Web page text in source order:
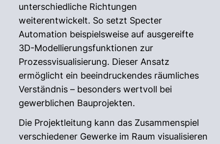
unterschiedliche Richtungen
weiterentwickelt. So setzt Specter
Automation beispielsweise auf ausgereifte
3D-Modellierungsfunktionen zur
Prozessvisualisierung. Dieser Ansatz
ermöglicht ein beeindruckendes räumliches
Verständnis – besonders wertvoll bei
gewerblichen Bauprojekten.
Die Projektleitung kann das Zusammenspiel
verschiedener Gewerke im Raum visualisieren